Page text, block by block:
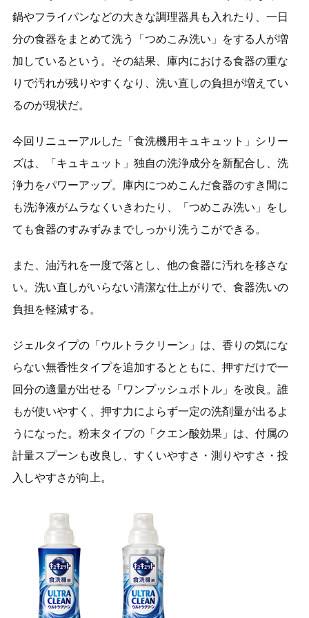
鍋やフライパンなどの大きな調理器具も入れたり、一日
分の食器をまとめて洗う「つめこみ洗い」をする人が増
加しているという。その結果、庫内における食器の重な
りで汚れが残りやすくなり、洗い直しの負担が増えてい
るのが現状だ。
今回リニューアルした「食洗機用キュキュット」シリー
ズは、「キュキュット」独自の洗浄成分を新配合し、洗
浄力をパワーアップ。庫内につめこんだ食器のすき間に
も洗浄液がムラなくいきわたり、「つめこみ洗い」をし
ても食器のすみずみまでしっかり洗うこができる。
また、油汚れを一度で落とし、他の食器に汚れを移さな
い。洗い直しがいらない清潔な仕上がりで、食器洗いの
負担を軽減する。
ジェルタイプの「ウルトラクリーン」は、香りの気にな
らない無香性タイプを追加するとともに、押すだけで一
回分の適量が出せる「ワンプッシュボトル」を改良。誰
もが使いやすく、押す力によらず一定の洗剤量が出るよ
うになった。粉末タイプの「クエン酸効果」は、付属の
計量スプーンも改良し、すくいやすさ・測りやすさ・投
入しやすさが向上。